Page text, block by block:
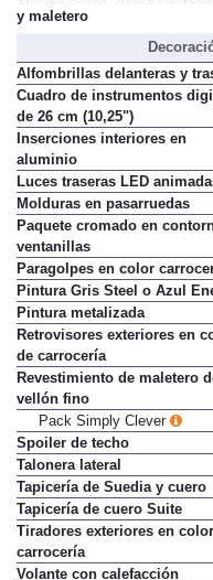
Toma de 12 V en consola
Alfombrillas delanteras y
Cuadro de instrumentos
de 26 cm (10,25")
Inserciones interiores en
aluminio
Luces traseras LED animadas
Molduras en pasarruedas
Paquete cromado en
ventanillas
Paragolpes en color
Pintura Gris Steel o Azul
Pintura metalizada
Retrovisores exteriores en
de carrocería
Revestimiento de maletero de
vellón fino
Pack Simply Clever
Spoiler de techo
Talonera lateral
Tapicería de Suedia y cuero
Tapicería de cuero Suite
Tiradores exteriores en color
carrocería